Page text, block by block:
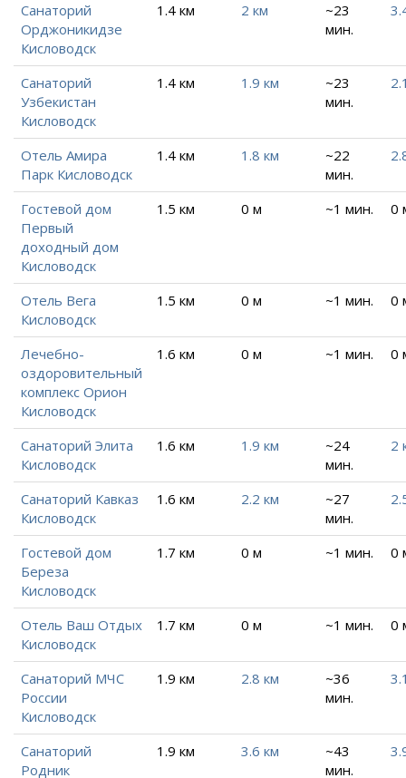
Санаторий
Орджоникидзе
Кисловодск
1.4 км 2 км
~23
мин.
Санаторий
Узбекистан
Кисловодск
1.4 км 1.9 км
~23
мин.
Отель Амира
Парк Кисловодск
1.4 км 1.8 км
~22
мин.
Гостевой дом
Первый
доходный дом
Кисловодск
1.5 км 0 м ~1 мин. 0
Отель Вега
Кисловодск
1.5 км 0 м ~1 мин. 0
Лечебно-
оздоровительный
комплекс Орион
Кисловодск
1.6 км 0 м ~1 мин. 0
Санаторий Элита
Кисловодск
1.6 км 1.9 км
~24
мин.
2
Санаторий Кавказ
Кисловодск
1.6 км 2.2 км
~27
мин.
Гостевой дом
Береза
Кисловодск
1.7 км 0 м ~1 мин. 0
Отель Ваш Отдых
Кисловодск
1.7 км 0 м ~1 мин. 0
Санаторий МЧС
России
Кисловодск
1.9 км 2.8 км
~36
мин.
Санаторий
Родник
1.9 км 3.6 км
~43
мин.